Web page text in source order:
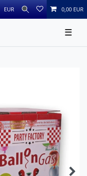
EUR 0,00 EUR
☰